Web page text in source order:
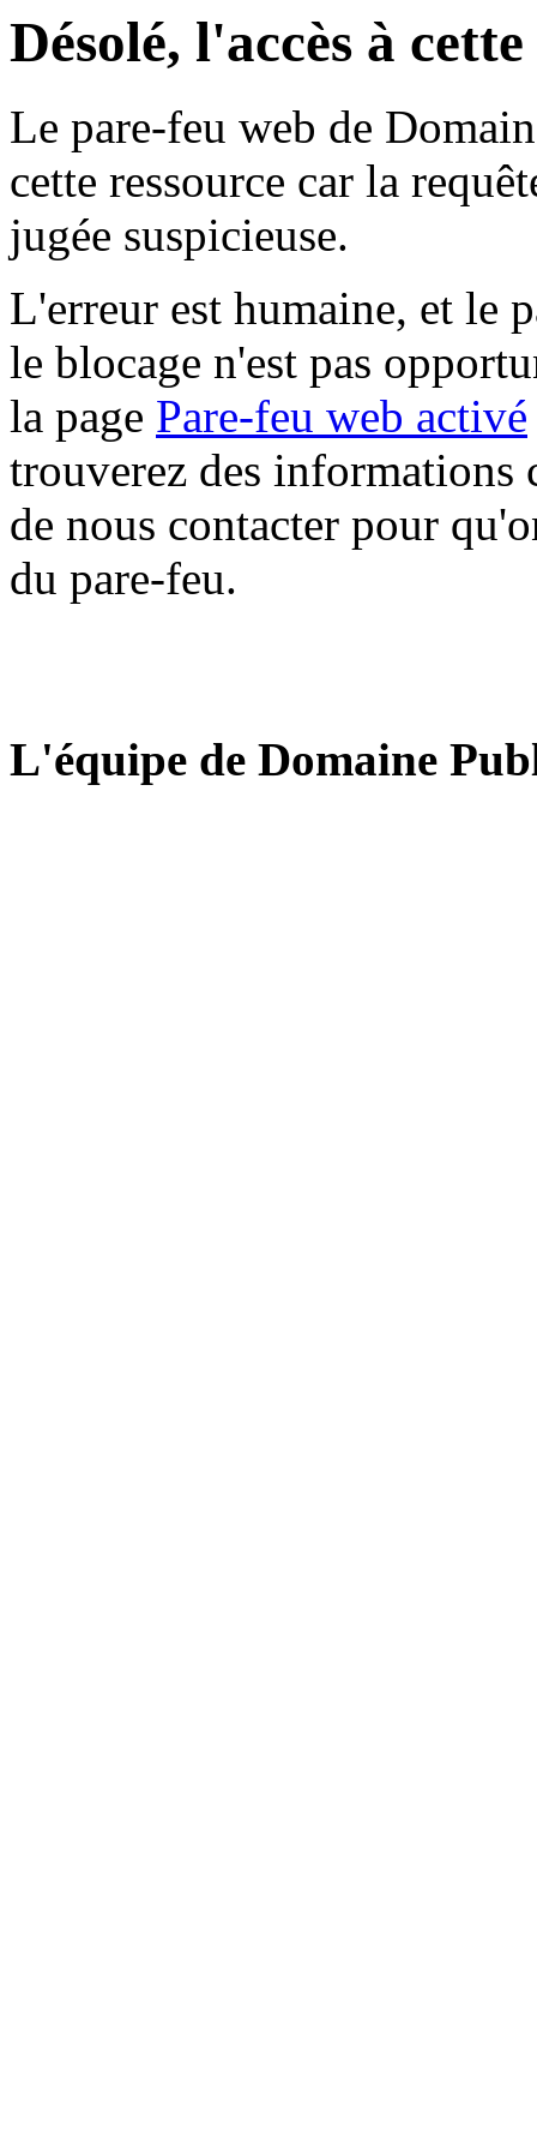
Désolé, l'accès à
Le pare-feu web de
cette ressource car la
jugée suspicieuse.
L'erreur est humaine, et le
le blocage n'est pas
la page Pare-feu web activé
trouverez des informations
de nous contacter pour
du pare-feu.
L'équipe de Domaine